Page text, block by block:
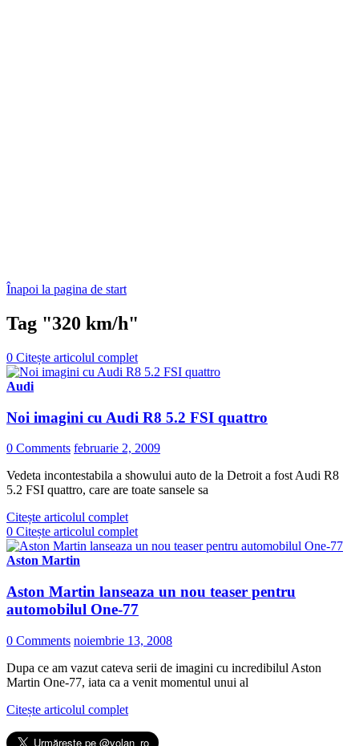
Înapoi la pagina de start
Tag "320 km/h"
0 Citește articolul complet
Audi
Noi imagini cu Audi R8 5.2 FSI quattro
0 Comments februarie 2, 2009
Vedeta incontestabila a showului auto de la Detroit a fost Audi R8
5.2 FSI quattro, care are toate sansele sa
Citește articolul complet
0 Citește articolul complet
Aston Martin
Aston Martin lanseaza un nou teaser pentru
automobilul One-77
0 Comments noiembrie 13, 2008
Dupa ce am vazut cateva serii de imagini cu incredibilul Aston
Martin One-77, iata ca a venit momentul unui al
Citește articolul complet